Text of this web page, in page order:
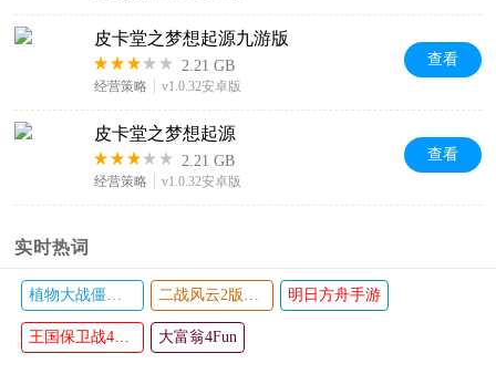
皮卡堂之梦想起源九游版
2.21 GB
经营策略 v1.0.32安卓版
查看
皮卡堂之梦想起源
2.21 GB
经营策略 v1.0.32安卓版
查看
实时热词
植物大战僵尸TV版 二战风云2版本大全 明日方舟手游
王国保卫战4复仇 大富翁4Fun